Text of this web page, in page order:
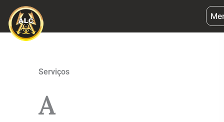
para
conteúdo
Serviços
A